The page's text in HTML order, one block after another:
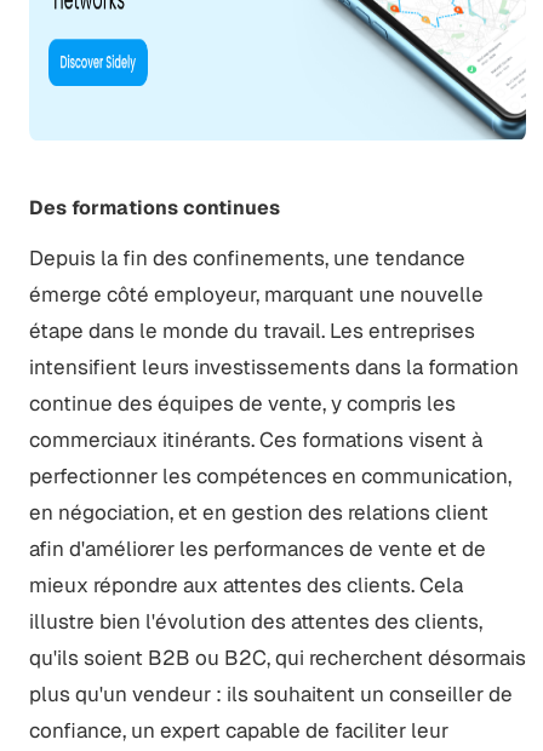
Des formations continues
Depuis la fin des confinements, une tendance
émerge côté employeur, marquant une nouvelle
étape dans le monde du travail. Les entreprises
intensifient leurs investissements dans la formation
continue des équipes de vente, y compris les
commerciaux itinérants. Ces formations visent à
perfectionner les compétences en communication,
en négociation, et en gestion des relations client
afin d'améliorer les performances de vente et de
mieux répondre aux attentes des clients. Cela
illustre bien l'évolution des attentes des clients,
qu'ils soient B2B ou B2C, qui recherchent désormais
plus qu'un vendeur : ils souhaitent un conseiller de
confiance, un expert capable de faciliter leur